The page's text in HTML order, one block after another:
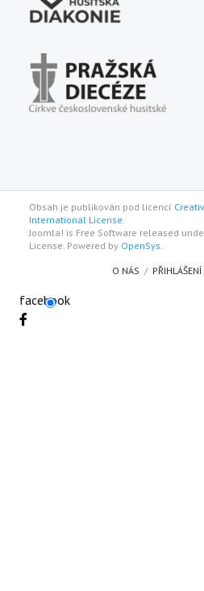
Obsah je publikován pod licencí
International License.
Joomla! is Free Software released
License. Powered by OpenSys.
O NÁS PŘIHLÁŠENÍ
facebook